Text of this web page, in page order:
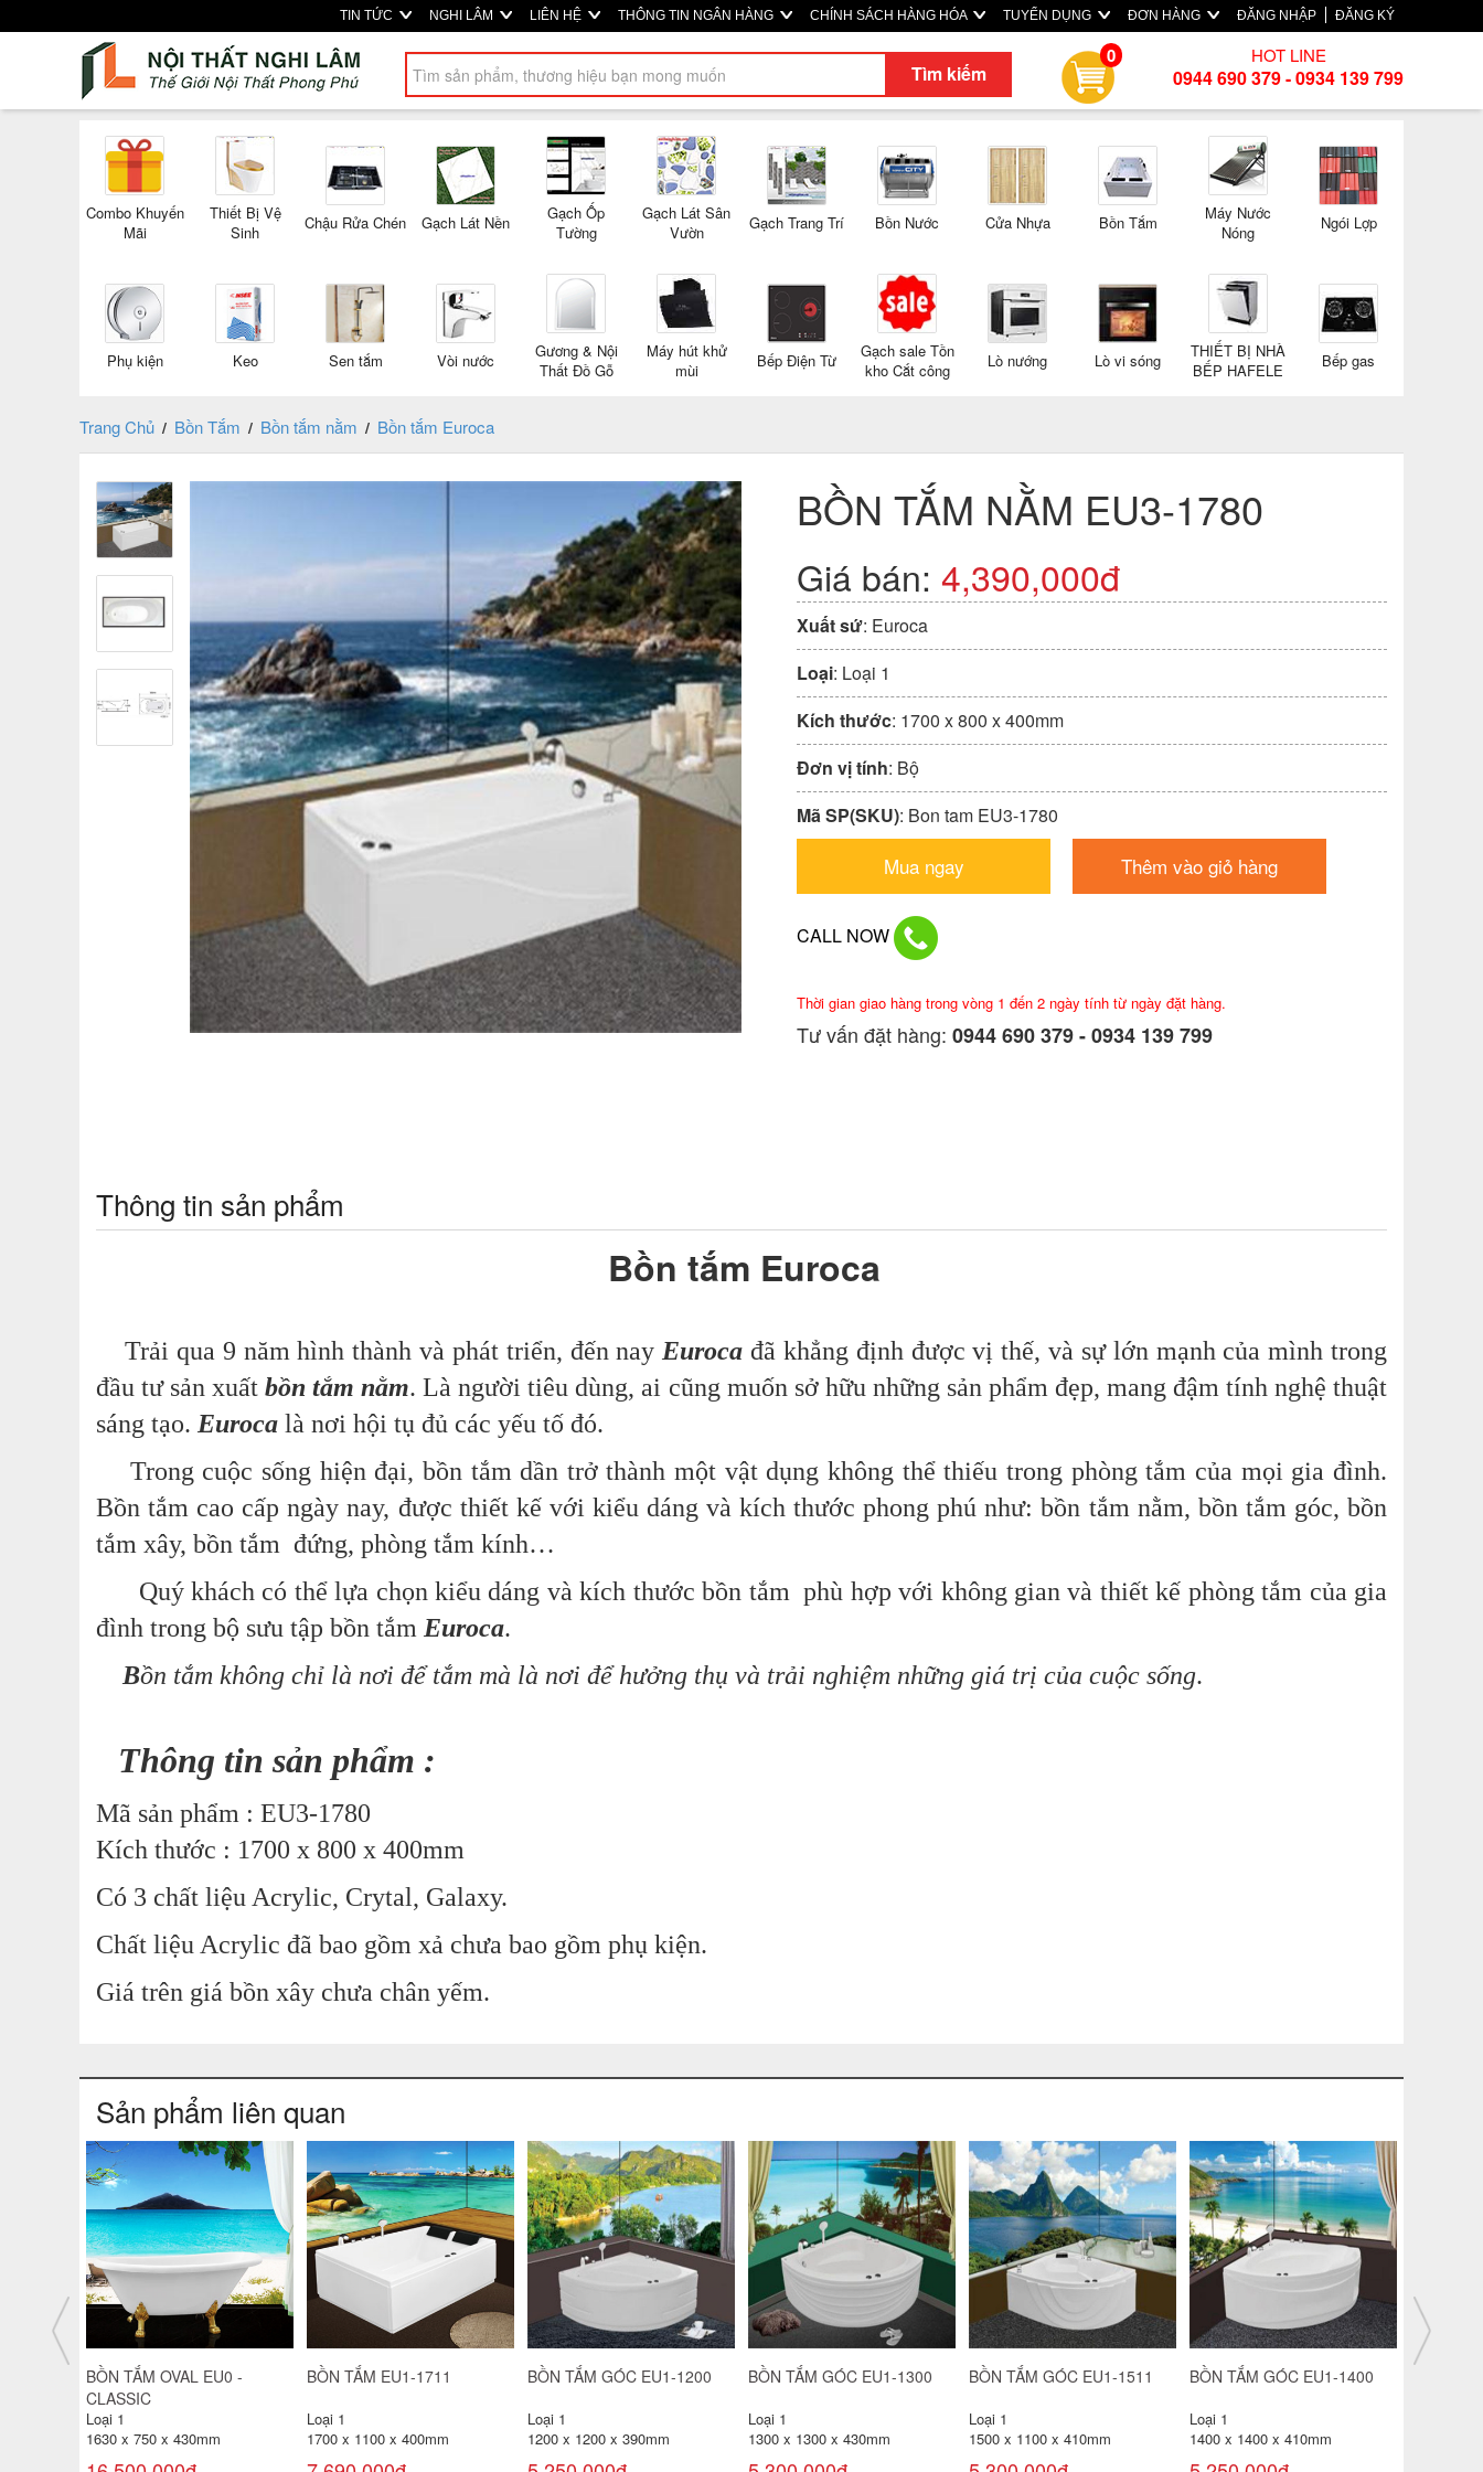
TIN TỨC NGHI LÂM LIÊN HỆ THÔNG TIN NGÂN HÀNG CHÍNH SÁCH HÀNG HÓA TUYỂN DỤNG ĐƠN HÀNG ĐĂNG NHẬP ĐĂNG KÝ
Tìm kiếm
0 HOT LINE
0944 690 379 - 0934 139 799
Combo Khuyến
Mãi
Thiết Bị Vệ
Sinh
Chậu Rửa Chén Gạch Lát Nền
Gạch Ốp
Tường
Gạch Lát Sân
Vườn
Gạch Trang Trí Bồn Nước Cửa Nhựa Bồn Tắm
Máy Nước
Nóng
Ngói Lợp
Phụ kiện Keo Sen tắm Vòi nước
Gương & Nội
Thất Đồ Gỗ
Máy hút khử
mùi
Bếp Điện Từ
Gạch sale Tồn
kho Cắt công
Lò nướng Lò vi sóng
THIẾT BỊ NHÀ
BẾP HAFELE
Bếp gas
Trang Chủ / Bồn Tắm / Bồn tắm nằm / Bồn tắm Euroca
BỒN TẮM NẰM EU3-1780
Giá bán: 4,390,000đ
Xuất sứ: Euroca
Loại: Loại 1
Kích thước: 1700 x 800 x 400mm
Đơn vị tính: Bộ
Mã SP(SKU): Bon tam EU3-1780
Mua ngay Thêm vào giỏ hàng
CALL NOW
Thời gian giao hàng trong vòng 1 đến 2 ngày tính từ ngày đặt hàng.
Tư vấn đặt hàng: 0944 690 379 - 0934 139 799
Thông tin sản phẩm
Bồn tắm Euroca
Trải qua 9 năm hình thành và phát triển, đến nay Euroca đã khẳng định được vị thế, và sự lớn mạnh của mình trong
đầu tư sản xuấtbồn tắm nằm. Là người tiêu dùng, ai cũng muốn sở hữu những sản phẩm đẹp, mang đậm tính nghệ thuật
sáng tạo. Euroca là nơi hội tụ đủ các yếu tố đó.
Trong cuộc sống hiện đại, bồn tắm dần trở thành một vật dụng không thể thiếu trong phòng tắm của mọi gia đình.
Bồn tắm cao cấp ngày nay, được thiết kế với kiểu dáng và kích thước phong phú như: bồn tắm nằm, bồn tắm góc, bồn
tắm xây, bồn tắm đứng, phòng tắm kính…
Quý khách có thể lựa chọn kiểu dáng và kích thước bồn tắm phù hợp với không gian và thiết kế phòng tắm của gia
đình trong bộ sưu tập bồn tắm Euroca.
Bồn tắm không chỉ là nơi để tắm mà là nơi để hưởng thụ và trải nghiệm những giá trị của cuộc sống.
Thông tin sản phẩm :
Mã sản phẩm : EU3-1780
Kích thước : 1700 x 800 x 400mm
Có 3 chất liệu Acrylic, Crytal, Galaxy.
Chất liệu Acrylic đã bao gồm xả chưa bao gồm phụ kiện.
Giá trên giá bồn xây chưa chân yếm.
Sản phẩm liên quan
BỒN TẮM OVAL EUT - 1700
Loại 1
1700 x 1700 x 480mm
BỒN TẮM EU3 - 1680
Loại 1
1600 x 800 x 290mm
BỒN TẮM OVAL EU2 - 1680
Loại 1
1600 x 800 x 400mm
BỒN TẮM OVAL EU0 - 1780
Loại 1
1700 x 800 x 415mm
BỒN TẮM EU1-1712
Loại 1
1700 x 1200 x 400mm
BỒN TẮM EU1-1616
Loại 1
1600 x 1600 x 490mm